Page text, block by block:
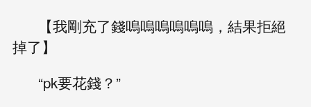
【我剛充了錢嗚嗚嗚嗚嗚嗚，結果拒絕
掉了】
“pk要花錢？”